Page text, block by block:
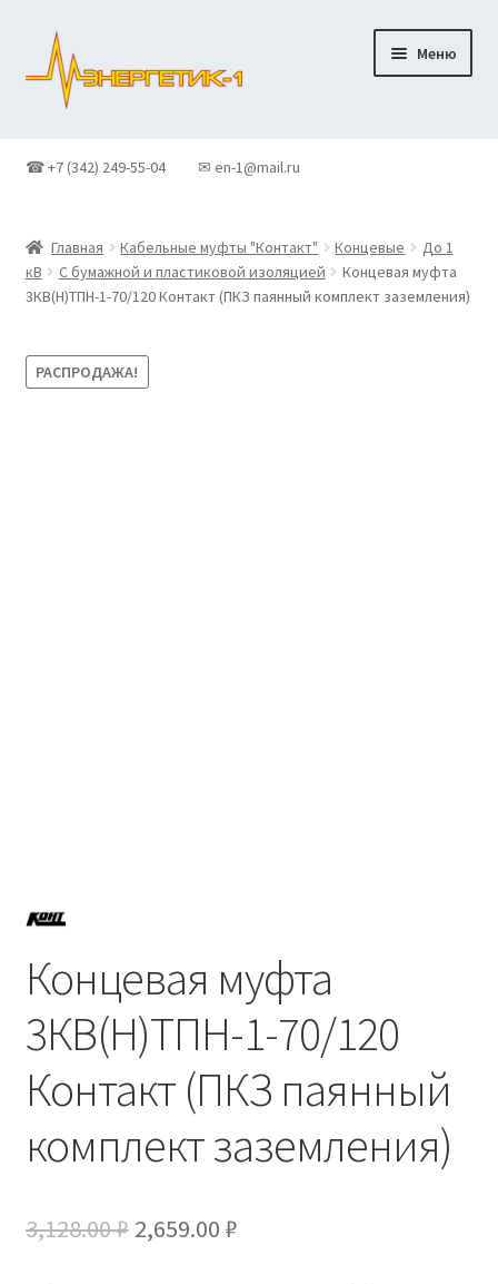
Перейти
навигации
Перейти
содержимому
Меню
Контакты
Новости
☎ +7 (342) 249-55-04 ✉ en-1@mail.ru
Главная Кабельные муфты "Контакт" Концевые
До 1
кВ
С бумажной и пластиковой изоляцией
Концевая муфта
3КВ(Н)ТПН-1-70/120 Контакт (ПКЗ паянный комплект заземления)
РАСПРОДАЖА!
Концевая муфта
3КВ(Н)ТПН-1-70/120
Контакт (ПКЗ паянный
комплект заземления)
3,128.00₽ Первоначальная
2,659.00 ₽Текущая